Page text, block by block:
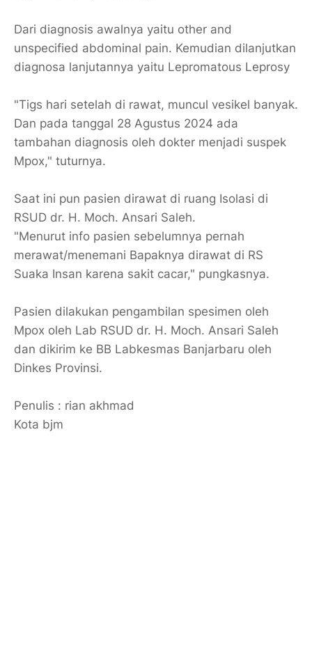
Dari diagnosis awalnya yaitu other and
unspecified abdominal pain. Kemudian dilanjutkan
diagnosa lanjutannya yaitu Lepromatous Leprosy
"Tigs hari setelah di rawat, muncul vesikel banyak.
Dan pada tanggal 28 Agustus 2024 ada
tambahan diagnosis oleh dokter menjadi suspek
Mpox," tuturnya.
Saat ini pun pasien dirawat di ruang Isolasi di
RSUD dr. H. Moch. Ansari Saleh.
"Menurut info pasien sebelumnya pernah
merawat/menemani Bapaknya dirawat di RS
Suaka Insan karena sakit cacar," pungkasnya.
Pasien dilakukan pengambilan spesimen oleh
Mpox oleh Lab RSUD dr. H. Moch. Ansari Saleh
dan dikirim ke BB Labkesmas Banjarbaru oleh
Dinkes Provinsi.
Penulis : rian akhmad
Kota bjm